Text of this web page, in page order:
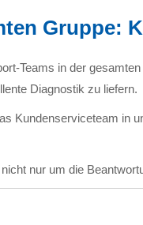
Gruppe:
Teams in der
Diagnostik zu liefern.
Kundenserviceteam in
nur um die